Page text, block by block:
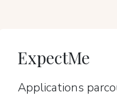
ExpectMe
Applications